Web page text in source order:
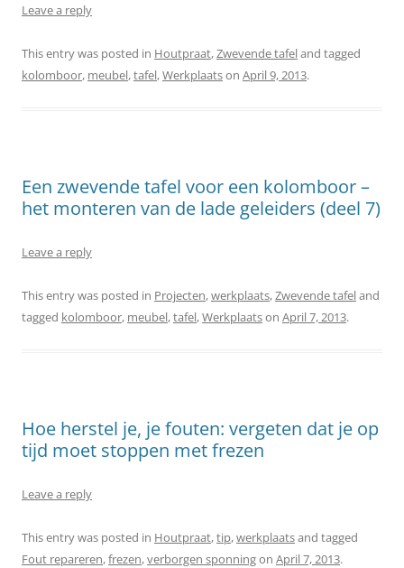
Leave a reply
This entry was posted in Houtpraat,Zwevende tafeland tagged
kolomboor, meubel,tafel,Werkplaatson April 9, 2013.
Een zwevende tafel voor een kolomboor –
het monteren van de lade geleiders (deel 7)
Leave a reply
This entry was posted in Projecten,werkplaats,Zwevende tafeland
tagged kolomboor, meubel,tafel,Werkplaatson April 7, 2013.
Hoe herstel je, je fouten: vergeten dat je op
tijd moet stoppen met frezen
Leave a reply
This entry was posted in Houtpraat,tip,werkplaatsand tagged
Fout repareren,frezen,verborgen sponningon April 7, 2013.